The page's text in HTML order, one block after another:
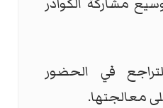
في الحضور
معالجتها.